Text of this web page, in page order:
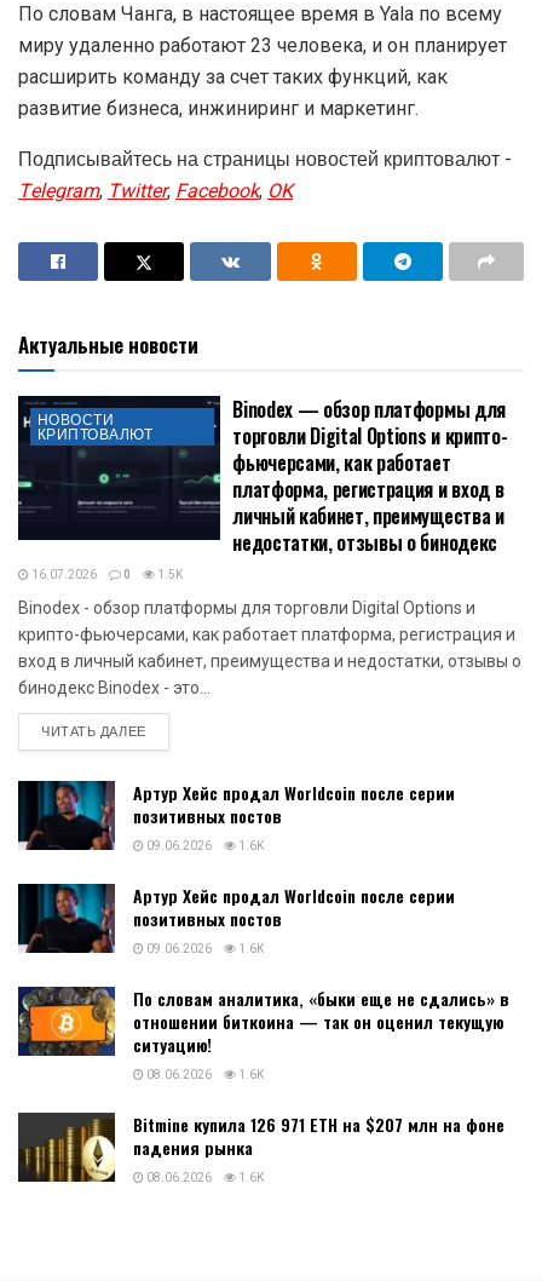
По словам Чанга, в настоящее время в Yala по всему
миру удаленно работают 23 человека, и он планирует
расширить команду за счет таких функций, как
развитие бизнеса, инжиниринг и маркетинг.
Подписывайтесь на страницы новостей криптовалют -
Telegram, Twitter, Facebook, OK
Актуальные новости
НОВОСТИ
КРИПТОВАЛЮТ
Binodex — обзор платформы для
торговли Digital Options и крипто-
фьючерсами, как работает
платформа, регистрация и вход в
личный кабинет, преимущества и
недостатки, отзывы о бинодекс
16.07.2026 0 1.5K
Binodex - обзор платформы для торговли Digital Options и
крипто-фьючерсами, как работает платформа, регистрация и
вход в личный кабинет, преимущества и недостатки, отзывы о
бинодекс Binodex - это...
ЧИТАТЬ ДАЛЕЕDETAILS
Артур Хейс продал Worldcoin после серии
позитивных постов
09.06.2026 1.6K
Артур Хейс продал Worldcoin после серии
позитивных постов
09.06.2026 1.6K
По словам аналитика, «быки еще не сдались» в
отношении биткоина — так он оценил текущую
ситуацию!
08.06.2026 1.6K
Bitmine купила 126 971 ETH на $207 млн на фоне
падения рынка
08.06.2026 1.6K